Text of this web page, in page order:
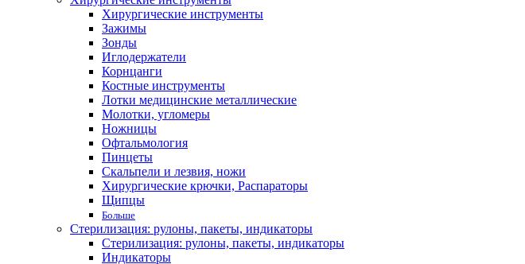
Хирургические инструменты
Зажимы
Зонды
Иглодержатели
Корнцанги
Костные инструменты
Лотки медицинские металлические
Молотки, угломеры
Ножницы
Офтальмология
Пинцеты
Скальпели и лезвия, ножи
Хирургические крючки, Распараторы
Щипцы
Больше
Стерилизация: рулоны, пакеты, индикаторы
Стерилизация: рулоны, пакеты, индикаторы
Индикаторы